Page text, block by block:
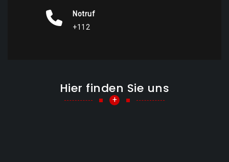
Notruf
+112
Hier finden Sie uns
+